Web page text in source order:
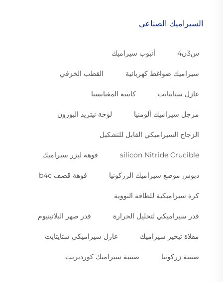
السيراميك الصناعي
س3ن4 أنبوب سيراميك
سيراميك ضواغط كهربائية القطب الخزفي
عازل ستايتايت كاسة المغنايسيا
مرجل سيراميك ألومنيا لوحة نيتريد البورون
الزجاج السيراميكي القابل للتشكيل
silicon Nitride Crucible فوهة ليزر سيراميك
دبوس موضع سيراميك الزركونيا فوهة قصف b4c
كرة سيراميكية للطاقة النووية
قدر سيراميكي لتحليل الحرارة قدر صهر البلاتينيوم
مقلاة تبخير سيراميك عازل سيراميكي ستايتايت
صينية زركونيا صينية سيراميك كورديريت